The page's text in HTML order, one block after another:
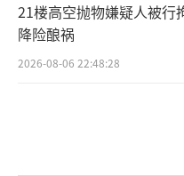
个重要信号：中国
大的竞争潜力。随
端迈进，出口增长
21楼高空抛物嫌疑人被行
降险酿祸
2026-08-06 22:48:28